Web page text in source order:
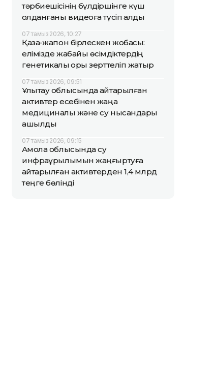
тәрбиешісінің бүлдіршінге күш
қолданғаны видеоға түсіп қалды
07 тамыз 2026, 10:27
Қазақ-жапон бірлескен жобасы:
елімізде жабайы өсімдіктердің
генетикалық қоры зерттеліп жатыр
07 тамыз 2026, 09:51
Ұлытау облысында қайтарылған
активтер есебінен жаңа
медициналық және су нысандары
ашылды
07 тамыз 2026, 09:15
Ақмола облысында су
инфрақұрылымын жаңғыртуға
қайтарылған активтерден 1,4 млрд
теңге бөлінді